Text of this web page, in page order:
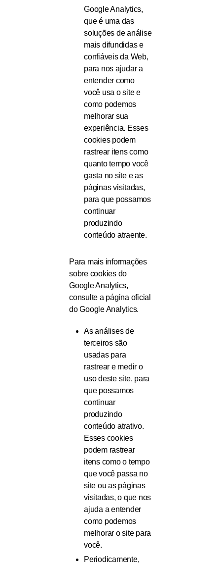
Google Analytics,
que é uma das
soluções de análise
mais difundidas e
confiáveis ​​da Web,
para nos ajudar a
entender como
você usa o site e
como podemos
melhorar sua
experiência. Esses
cookies podem
rastrear itens como
quanto tempo você
gasta no site e as
páginas visitadas,
para que possamos
continuar
produzindo
conteúdo atraente.
Para mais informações
sobre cookies do
Google Analytics,
consulte a página oficial
do Google Analytics.
As análises de
terceiros são
usadas para
rastrear e medir o
uso deste site, para
que possamos
continuar
produzindo
conteúdo atrativo.
Esses cookies
podem rastrear
itens como o tempo
que você passa no
site ou as páginas
visitadas, o que nos
ajuda a entender
como podemos
melhorar o site para
você.
Periodicamente,